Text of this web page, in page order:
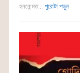
হননোন্মত... পুরোটা পড়ুন